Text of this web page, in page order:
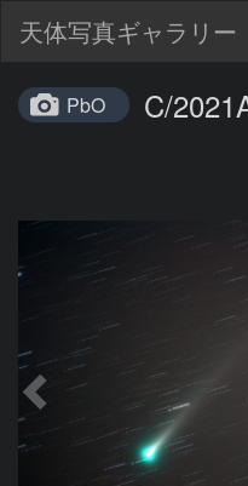
天体写真ギャラリー
PbO C/